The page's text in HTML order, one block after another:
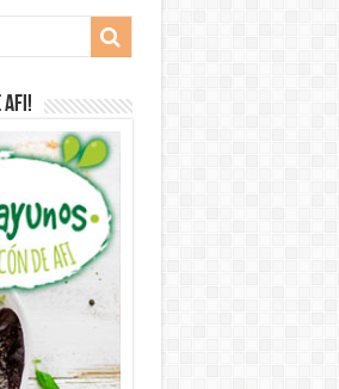
Afi!